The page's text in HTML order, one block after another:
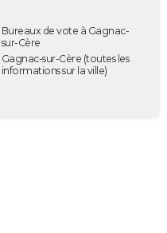
Bureaux de vote à Gagnac-
sur-Cère
Gagnac-sur-Cère (toutes les
informations sur la ville)